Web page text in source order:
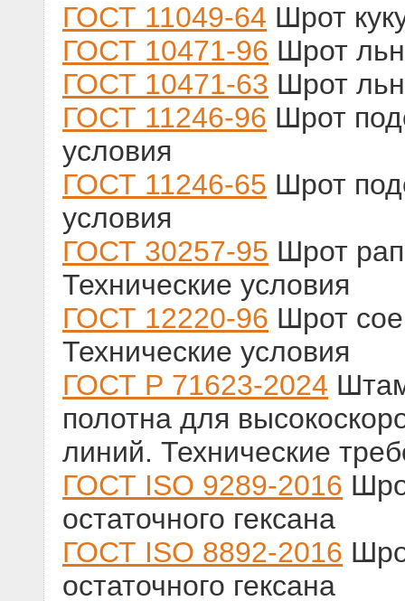
ГОСТ 11049-64 Шрот
ГОСТ 10471-96 Шрот
ГОСТ 10471-63 Шрот
ГОСТ 11246-96 Шрот
условия
ГОСТ 11246-65 Шрот
условия
ГОСТ 30257-95 Шрот
Технические условия
ГОСТ 12220-96 Шрот
Технические условия
ГОСТ Р 71623-2024
полотна для
линий. Технические
ГОСТ ISO 9289-2016
остаточного гексана
ГОСТ ISO 8892-2016
остаточного гексана